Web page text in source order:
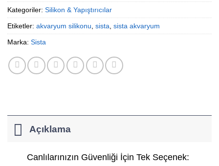
Kategoriler: Silikon & Yapıştırıcılar
Etiketler: akvaryum silikonu sista sista akvaryum
Marka: Sista
Açıklama
Canlılarınızın Güvenliği İçin Tek Seçenek: